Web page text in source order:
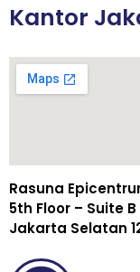
Kantor
Rasuna
5th Floor – Suite B
Jakarta Selatan